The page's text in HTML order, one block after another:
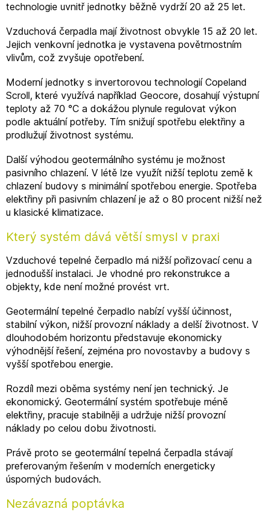
technologie uvnitř jednotky běžně vydrží 20 až 25 let.
Vzduchová čerpadla mají životnost obvykle 15 až 20 let.
Jejich venkovní jednotka je vystavena povětrnostním
vlivům, což zvyšuje opotřebení.
Moderní jednotky s invertorovou technologií Copeland
Scroll, které využívá například Geocore, dosahují výstupní
teploty až 70 °C a dokážou plynule regulovat výkon
podle aktuální potřeby. Tím snižují spotřebu elektřiny a
prodlužují životnost systému.
Další výhodou geotermálního systému je možnost
pasivního chlazení. V létě lze využít nižší teplotu země k
chlazení budovy s minimální spotřebou energie. Spotřeba
elektřiny při pasivním chlazení je až o 80 procent nižší než
u klasické klimatizace.
Který systém dává větší smysl v praxi
Vzduchové tepelné čerpadlo má nižší pořizovací cenu a
jednodušší instalaci. Je vhodné pro rekonstrukce a
objekty, kde není možné provést vrt.
Geotermální tepelné čerpadlo nabízí vyšší účinnost,
stabilní výkon, nižší provozní náklady a delší životnost. V
dlouhodobém horizontu představuje ekonomicky
výhodnější řešení, zejména pro novostavby a budovy s
vyšší spotřebou energie.
Rozdíl mezi oběma systémy není jen technický. Je
ekonomický. Geotermální systém spotřebuje méně
elektřiny, pracuje stabilněji a udržuje nižší provozní
náklady po celou dobu životnosti.
Právě proto se geotermální tepelná čerpadla stávají
preferovaným řešením v moderních energeticky
úsporných budovách.
Nezávazná poptávka